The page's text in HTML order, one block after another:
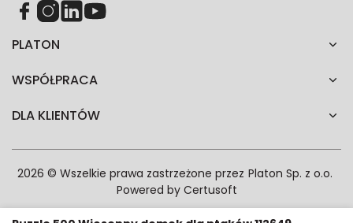
PLATON
WSPÓŁPRACA
DLA KLIENTÓW
2026 © Wszelkie prawa zastrzeżone przez Platon Sp. z o.o.
Powered by Certusoft